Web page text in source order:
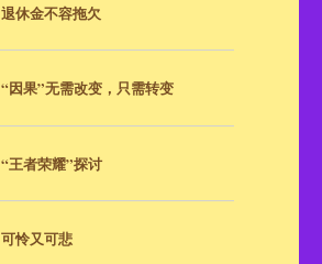
退休金不容拖欠
“因果”无需改变，只需转变
“王者荣耀”探讨
可怜又可悲